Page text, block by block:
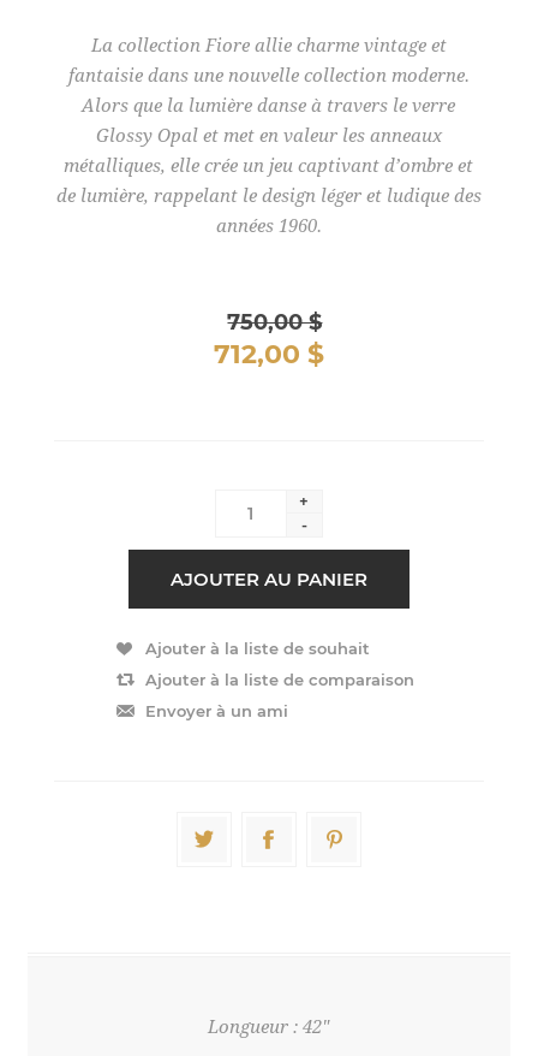
La collection Fiore allie charme vintage et
fantaisie dans une nouvelle collection moderne.
Alors que la lumière danse à travers le verre
Glossy Opal et met en valeur les anneaux
métalliques, elle crée un jeu captivant d’ombre et
de lumière, rappelant le design léger et ludique des
années 1960.
750,00 $
712,00 $
+
-
Longueur : 42"